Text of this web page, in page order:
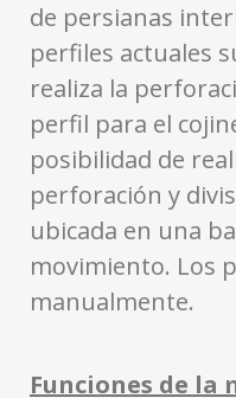
de persianas
perfiles actuales
realiza la
perfil para el
posibilidad de
perforación y
ubicada en una
movimiento. Los
manualmente.
Funciones de la